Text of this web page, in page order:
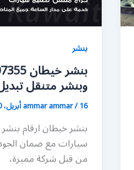
بنشر
وبنشر متنقل
ammar ammar/16 أبريل، 2020
بنشر خيطان ارقام
سيارات مع ضمان
من قبل شركة مميزة،